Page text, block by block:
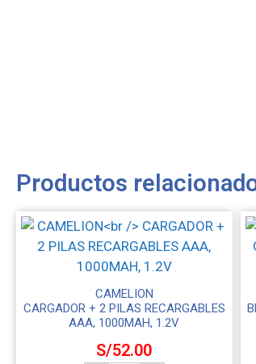
Productos
CAMELION
CARGADOR + 2 PILAS RECARGABLES
AAA, 1000MAH, 1.2V
S/52.00